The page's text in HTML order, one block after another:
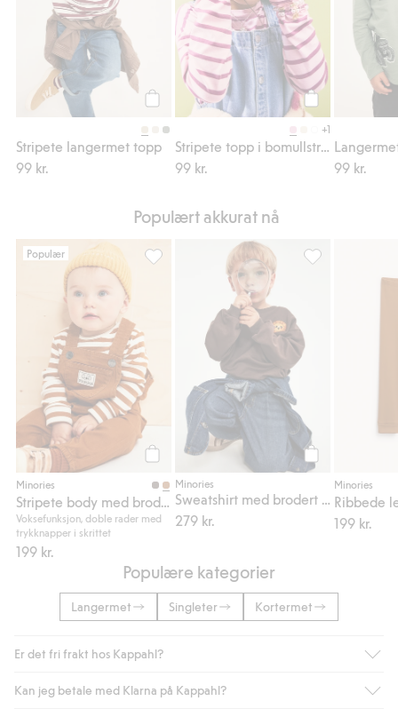
Legg til
Stripete langermet topp
99 kr.
Legg til
+1
99 kr.
99 kr.
Populært akkurat nå
Populær
Minories
Voksefunksjon, doble rader med
trykknapper i skrittet
199 kr.
Stripete body med broderi på brystet,
Legg til
Minories
279 kr.
Sweatshirt
Minories
Ribbede
199 kr.
Populære kategorier
Langermet Singleter Kortermet
Er det fri frakt hos Kappahl?
Som medlem i Kappahl Club har du alltid gratis frakt til butikk,
Kan jeg betale med Klarna på Kappahl?